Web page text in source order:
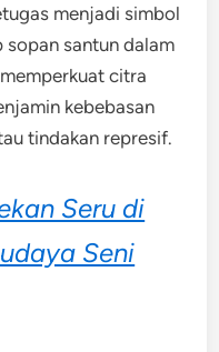
menjadi simbol
sopan santun dalam
citra
kebebasan
tindakan represif.
Seru di
Seni